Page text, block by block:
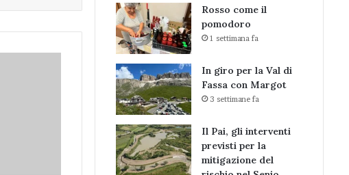
Rosso come il
pomodoro
1 settimana fa
In giro per la Val di
Fassa con Margot
3 settimane fa
Il Pai, gli interventi
previsti per la
mitigazione del